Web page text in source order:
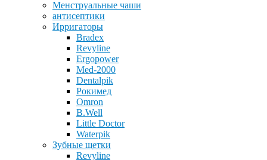
Менструальные чаши
антисептики
Ирригаторы
Bradex
Revyline
Ergopower
Med-2000
Dentalpik
Рокимед
Omron
B.Well
Little Doctor
Waterpik
Зубные щетки
Revyline